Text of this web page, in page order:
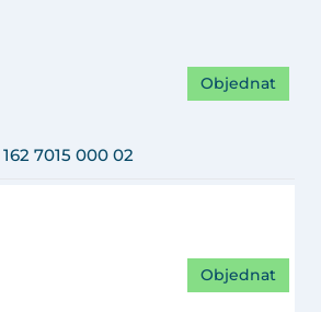
162 7015 000 02
Objednat
Objednat